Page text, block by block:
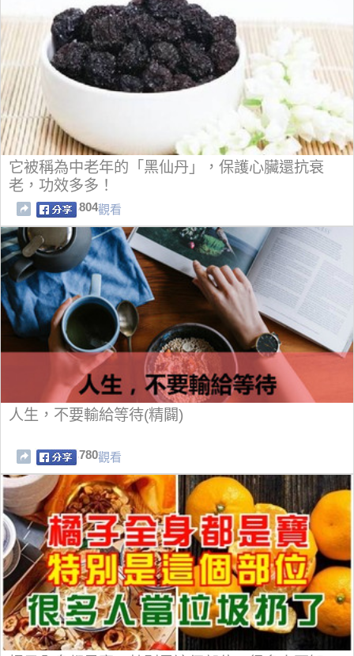
它被稱為中老年的「黑仙丹」，保護心臟還抗衰
老，功效多多！
804觀看
人生，不要輸給等待(精闢)
780觀看